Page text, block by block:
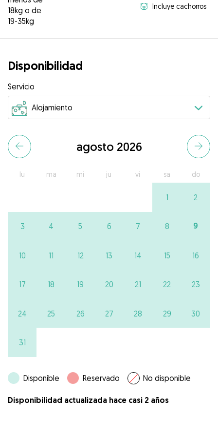
18kg o de
19-35kg
Incluye cachorros
Disponibilidad
Servicio
agosto 2026
lu ma mi ju vi sa do
1 2
3 4 5 6 7 8 9
10 11 12 13 14 15 16
17 18 19 20 21 22 23
24 25 26 27 28 29 30
31
Disponible Reservado No disponible
Disponibilidad actualizada hace casi 2 años